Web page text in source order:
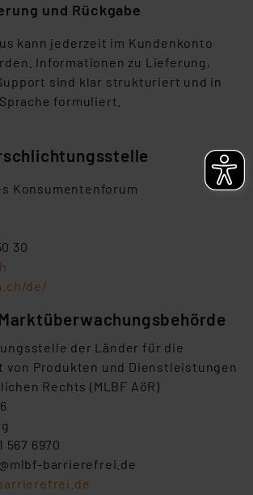
und Rückgabe
kann jederzeit im Kundenkonto
Informationen zu Lieferung,
sind klar strukturiert und in
formuliert.
Konsumentenforum
30
de/
der Länder für die
Produkten und Dienstleistungen
Rechts (MLBF AöR)
567 6970
barrierefrei.de